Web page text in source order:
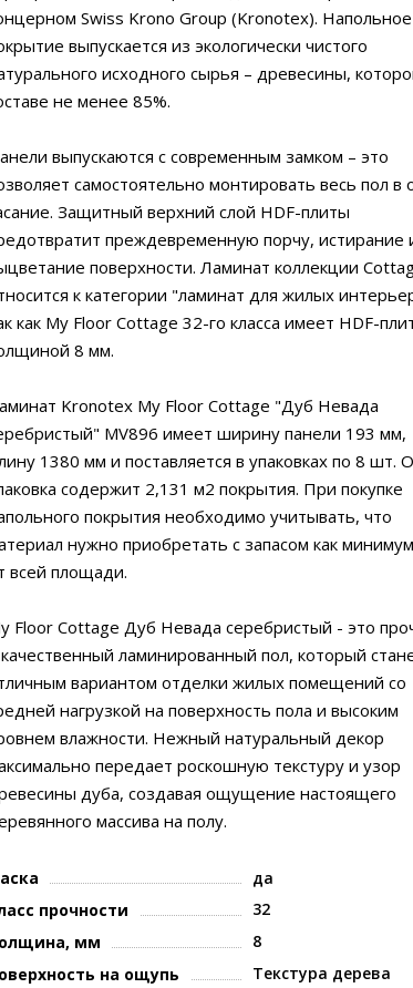
Swiss Krono Group (Kronotex). Напольное
выпускается из экологически чистого
исходного сырья – древесины,
не менее 85%.
выпускаются с современным замком – это
самостоятельно монтировать весь пол в
Защитный верхний слой HDF-плиты
преждевременную порчу, истирание
поверхности. Ламинат коллекции
к категории "ламинат для жилых
как My Floor Cottage 32-го класса имеет HDF-
8 мм.
Kronotex My Floor Cottage "Дуб Невада
MV896 имеет ширину панели 193 мм,
1380 мм и поставляется в упаковках по 8 шт.
содержит 2,131 м2 покрытия. При покупке
покрытия необходимо учитывать, что
нужно приобретать с запасом как
всей площади.
Floor Cottage Дуб Невада серебристый - это
ламинированный пол, который
вариантом отделки жилых помещений со
нагрузкой на поверхность пола и высоким
влажности. Нежный натуральный декор
передает роскошную текстуру и узор
дуба, создавая ощущение настоящего
массива на полу.
да
прочности
32
мм
8
на ощупь
Текстура дерева